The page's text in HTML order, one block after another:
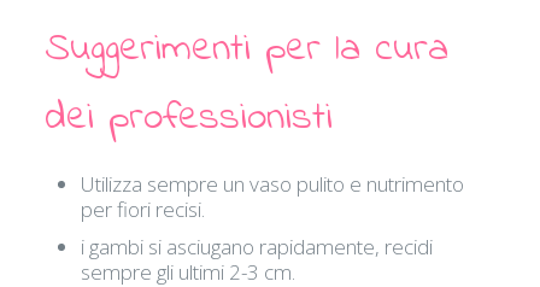
Suggerimenti per la cura
dei professionisti
Utilizza sempre un vaso pulito e nutrimento
per fiori recisi.
i gambi si asciugano rapidamente, recidi
sempre gli ultimi 2-3 cm.